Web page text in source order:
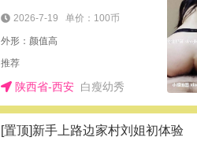
2026-7-19 单价：100币
外形：颜值高
推荐
陕西省-西安 白瘦幼秀
[置顶]新手上路边家村刘姐初体验